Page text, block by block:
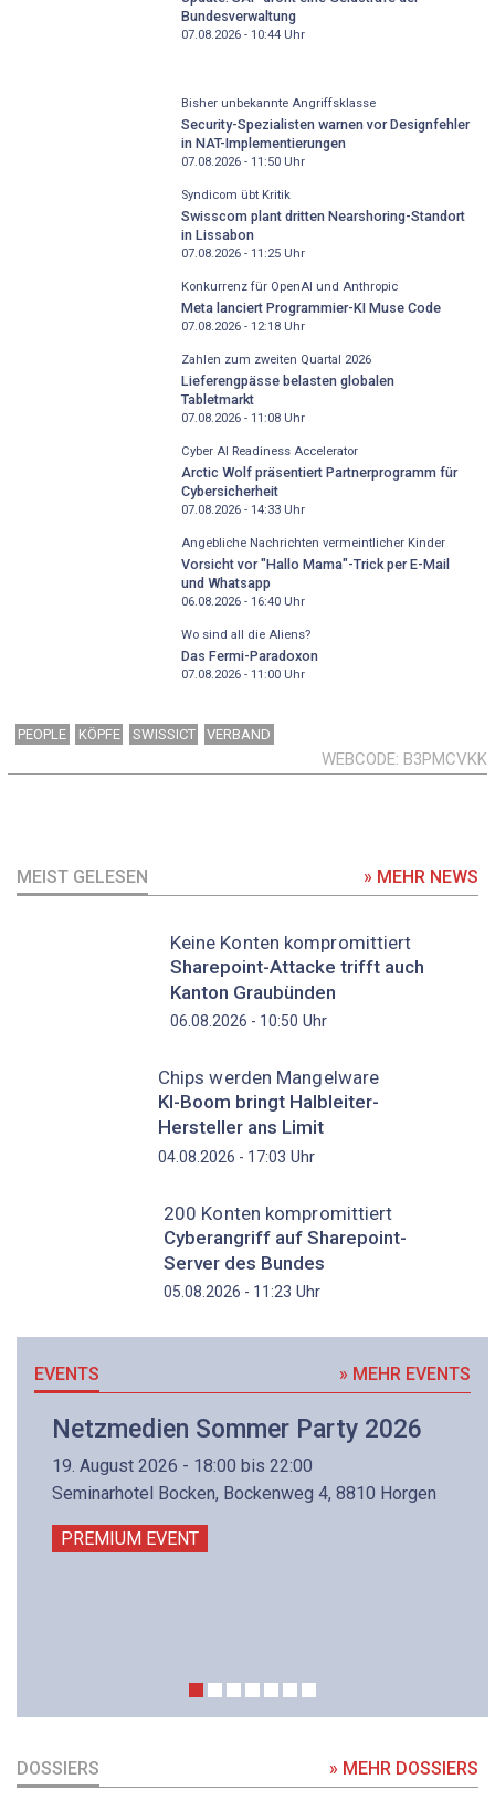
Bundesverwaltung
07.08.2026 - 10:44Uhr
Bisher unbekannte Angriffsklasse
Security-Spezialisten warnen vor Designfehler
in NAT-Implementierungen
07.08.2026 - 11:50Uhr
Syndicom übt Kritik
Swisscom plant dritten Nearshoring-Standort
in Lissabon
07.08.2026 - 11:25Uhr
Konkurrenz für OpenAI und Anthropic
Meta lanciert Programmier-KI Muse Code
07.08.2026 - 12:18Uhr
Zahlen zum zweiten Quartal 2026
Lieferengpässe belasten globalen
Tabletmarkt
07.08.2026 - 11:08Uhr
Cyber AI Readiness Accelerator
Arctic Wolf präsentiert Partnerprogramm für
Cybersicherheit
07.08.2026 - 14:33Uhr
Angebliche Nachrichten vermeintlicher Kinder
Vorsicht vor "Hallo Mama"-Trick per E-Mail
und Whatsapp
06.08.2026 - 16:40Uhr
Wo sind all die Aliens?
Das Fermi-Paradoxon
07.08.2026 - 11:00Uhr
PEOPLE KÖPFE SWISSICT VERBAND
WEBCODE B3PMCVKK
MEIST GELESEN » MEHR NEWS
Keine Konten kompromittiert
Sharepoint-Attacke trifft auch
Kanton Graubünden
06.08.2026 - 10:50 Uhr
Chips werden Mangelware
KI-Boom bringt Halbleiter-
Hersteller ans Limit
04.08.2026 - 17:03 Uhr
200 Konten kompromittiert
Cyberangriff auf Sharepoint-
Server des Bundes
05.08.2026 - 11:23 Uhr
EVENTS » MEHR EVENTS
Netzmedien Sommer Party 2026
19. August 2026 - 18:00 bis 22:00
Seminarhotel Bocken, Bockenweg 4, 8810 Horgen
PREMIUM EVENT
DOSSIERS » MEHR DOSSIERS